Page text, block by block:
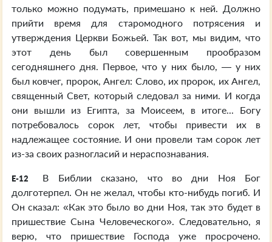
только можно подумать, примешано к ней. Должно
прийти время для старомодного потрясения и
утверждения Церкви Божьей. Так вот, мы видим, что
этот день был совершенным прообразом
сегодняшнего дня. Первое, что у них было, — у них
был ковчег, пророк, Ангел: Слово, их пророк, их Ангел,
священный Свет, который следовал за ними. И когда
они вышли из Египта, за Моисеем, в итоге... Богу
потребовалось сорок лет, чтобы привести их в
надлежащее состояние. И они провели там сорок лет
из-за своих разногласий и нераспознавания.
E-12
В Библии сказано, что во дни Ноя Бог
долготерпел. Он не желал, чтобы кто-нибудь погиб. И
Он сказал: «Как это было во дни Ноя, так это будет в
пришествие Сына Человеческого». Следовательно, я
верю, что пришествие Господа уже просрочено.